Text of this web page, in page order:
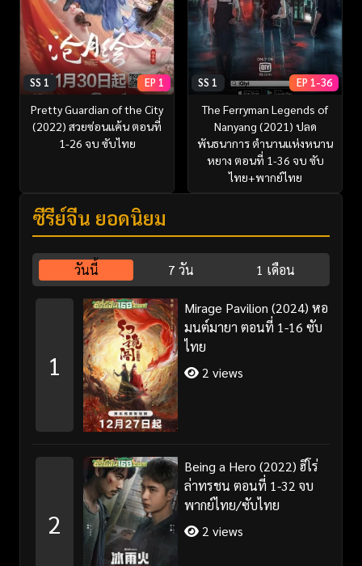
SS 1 EP 1
Pretty Guardian of the City
(2022) สวยซ่อนแค้น ตอนที่
1-26 จบ ซับไทย
SS 1 EP 1-36
The Ferryman Legends of
Nanyang (2021) ปลด
พันธนาการ ตำนานแห่งหนาน
หยาง ตอนที่ 1-36 จบ ซับ
ไทย+พากย์ไทย
ซีรี่ย์จีน ยอดนิยม
วันนี้ 7 วัน 1 เดือน
1
Mirage Pavilion (2024) หอ
มนต์มายา ตอนที่ 1-16 ซับ
ไทย
2 views
2
Being a Hero (2022) ฮีโร่
ล่าทรชน ตอนที่ 1-32 จบ
พากย์ไทย/ซับไทย
2 views